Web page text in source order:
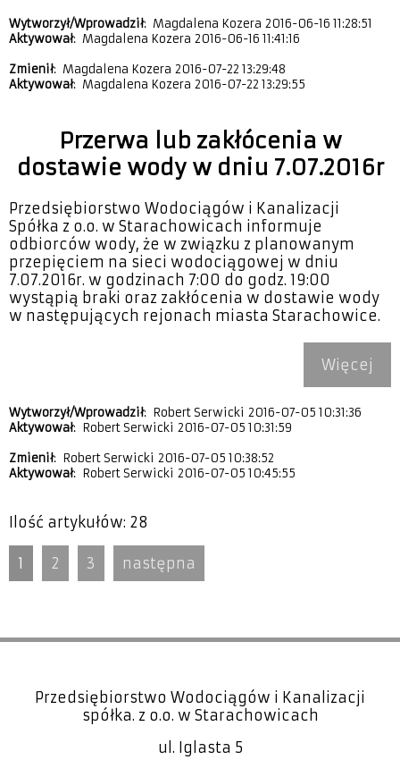
Wytworzył/Wprowadził: Magdalena Kozera 2016-06-16 11:28:51
Aktywował: Magdalena Kozera 2016-06-16 11:41:16
Zmienił: Magdalena Kozera 2016-07-22 13:29:48
Aktywował: Magdalena Kozera 2016-07-22 13:29:55
Przerwa lub zakłócenia w
dostawie wody w dniu 7.07.2016r
Przedsiębiorstwo Wodociągów i Kanalizacji
Spółka z o.o. w Starachowicach informuje
odbiorców wody, że w związku z planowanym
przepięciem na sieci wodociągowej w dniu
7.07.2016r. w godzinach 7:00 do godz. 19:00
wystąpią braki oraz zakłócenia w dostawie wody
w następujących rejonach miasta Starachowice.
Więcej
Wytworzył/Wprowadził: Robert Serwicki 2016-07-05 10:31:36
Aktywował: Robert Serwicki 2016-07-05 10:31:59
Zmienił: Robert Serwicki 2016-07-05 10:38:52
Aktywował: Robert Serwicki 2016-07-05 10:45:55
Ilość artykułów: 28
1 2 3 następna
Przedsiębiorstwo Wodociągów i Kanalizacji
spółka. z o.o. w Starachowicach
ul. Iglasta 5